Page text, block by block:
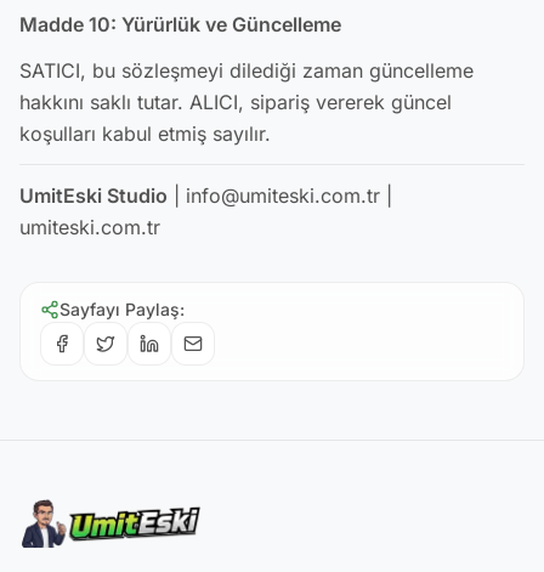
Madde 10: Yürürlük ve Güncelleme
SATICI, bu sözleşmeyi dilediği zaman güncelleme
hakkını saklı tutar. ALICI, sipariş vererek güncel
koşulları kabul etmiş sayılır.
UmitEski Studio | info@umiteski.com.tr |
umiteski.com.tr
Sayfayı Paylaş: